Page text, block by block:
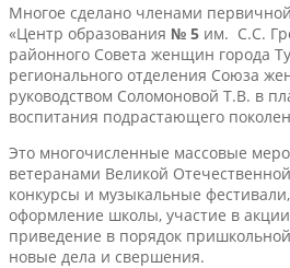
Многое сделано членами
«Центр образования № 5 им. С.С.
районного Совета женщин города
регионального отделения Союза
руководством Соломоновой Т.В. в
воспитания подрастающего
Это многочисленные массовые
ветеранами Великой
конкурсы и музыкальные
оформление школы, участие в
приведение в порядок
новые дела и свершения.